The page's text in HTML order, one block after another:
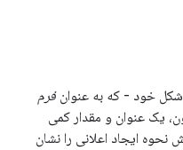
شکل خود - که به عنوانفرم
یک عنوان و مقدار کمی
ایجاد اعلانی را نشان